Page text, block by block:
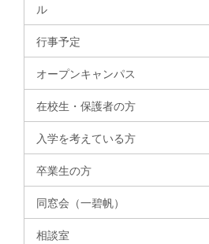
ル
行事予定
オープンキャンパス
在校生・保護者の方
入学を考えている方
卒業生の方
同窓会（一碧帆）
相談室